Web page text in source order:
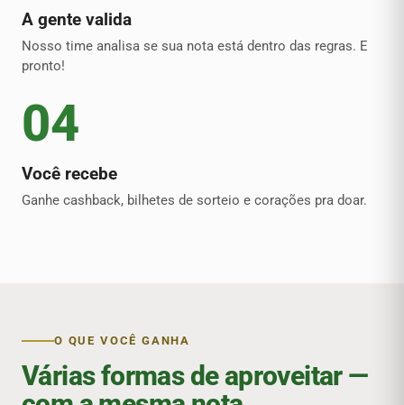
A gente valida
Nosso time analisa se sua nota está dentro das regras. E
pronto!
04
Você recebe
Ganhe cashback, bilhetes de sorteio e corações pra doar.
O QUE VOCÊ GANHA
Várias formas de aproveitar —